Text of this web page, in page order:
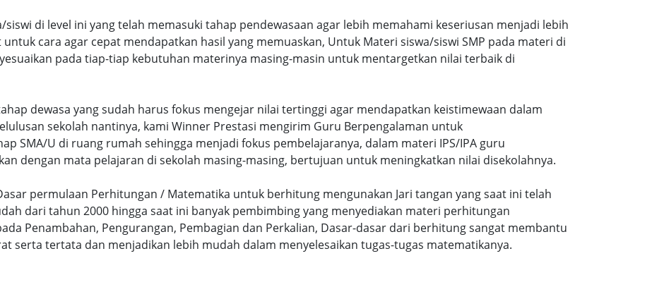
siswi di level ini yang telah memasuki tahap pendewasaan agar lebih memahami keseriusan menjadi lebih
cara agar cepat mendapatkan hasil yang memuaskan, Untuk Materi siswa/siswi SMP pada materi di
pada tiap-tiap kebutuhan materinya masing-masin untuk mentargetkan nilai terbaik di
dewasa yang sudah harus fokus mengejar nilai tertinggi agar mendapatkan keistimewaan dalam
sekolah nantinya, kami Winner Prestasi mengirim Guru Berpengalaman untuk
SMA/U di ruang rumah sehingga menjadi fokus pembelajaranya, dalam materi IPS/IPA guru
dengan mata pelajaran di sekolah masing-masing, bertujuan untuk meningkatkan nilai disekolahnya.
permulaan Perhitungan / Matematika untuk berhitung mengunakan Jari tangan yang saat ini telah
dari tahun 2000 hingga saat ini banyak pembimbing yang menyediakan materi perhitungan
Penambahan, Pengurangan, Pembagian dan Perkalian, Dasar-dasar dari berhitung sangat membantu
serta tertata dan menjadikan lebih mudah dalam menyelesaikan tugas-tugas matematikanya.